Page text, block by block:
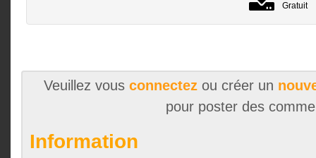
Gratuit
Veuillez vous connectezou créer un
pour poster des
Information